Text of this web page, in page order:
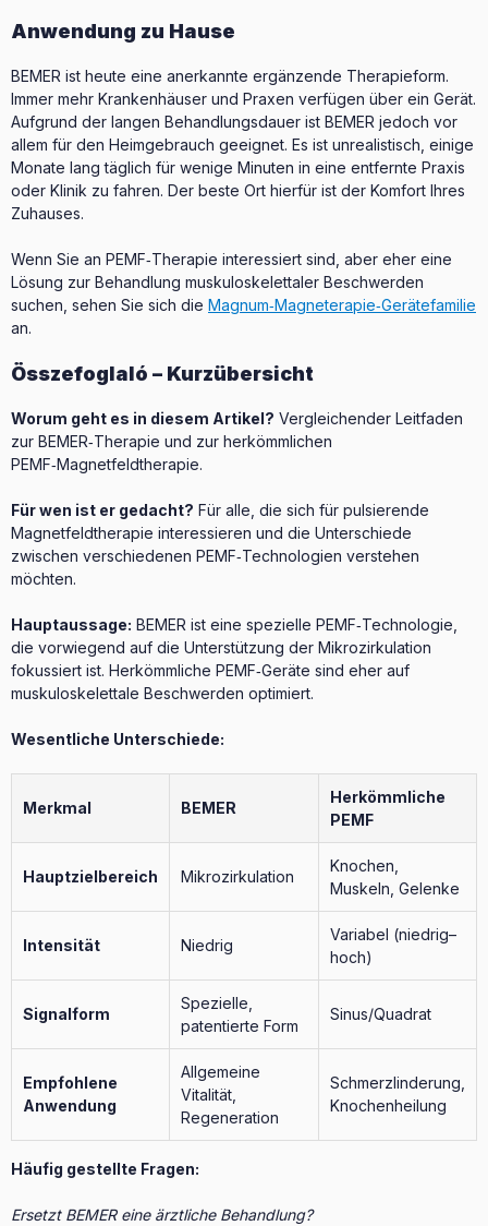
Anwendung zu Hause
BEMER ist heute eine anerkannte ergänzende Therapieform.
Immer mehr Krankenhäuser und Praxen verfügen über ein Gerät.
Aufgrund der langen Behandlungsdauer ist BEMER jedoch vor
allem für den Heimgebrauch geeignet. Es ist unrealistisch, einige
Monate lang täglich für wenige Minuten in eine entfernte Praxis
oder Klinik zu fahren. Der beste Ort hierfür ist der Komfort Ihres
Zuhauses.
Wenn Sie an PEMF‑Therapie interessiert sind, aber eher eine
Lösung zur Behandlung muskuloskelettaler Beschwerden
suchen, sehen Sie sich die Magnum‑Magneterapie‑Gerätefamilie
an.
Összefoglaló – Kurzübersicht
Worum geht es in diesem Artikel? Vergleichender Leitfaden
zur BEMER‑Therapie und zur herkömmlichen
PEMF‑Magnetfeldtherapie.
Für wen ist er gedacht? Für alle, die sich für pulsierende
Magnetfeldtherapie interessieren und die Unterschiede
zwischen verschiedenen PEMF‑Technologien verstehen
möchten.
Hauptaussage: BEMER ist eine spezielle PEMF‑Technologie,
die vorwiegend auf die Unterstützung der Mikrozirkulation
fokussiert ist. Herkömmliche PEMF‑Geräte sind eher auf
muskuloskelettale Beschwerden optimiert.
Wesentliche Unterschiede:
Merkmal BEMER
Herkömmliche
PEMF
Hauptzielbereich Mikrozirkulation
Knochen,
Muskeln, Gelenke
Intensität Niedrig
Variabel (niedrig–
hoch)
Signalform
Spezielle,
patentierte Form
Sinus/Quadrat
Empfohlene
Anwendung
Allgemeine
Vitalität,
Regeneration
Schmerzlinderung,
Knochenheilung
Häufig gestellte Fragen:
Ersetzt BEMER eine ärztliche Behandlung?